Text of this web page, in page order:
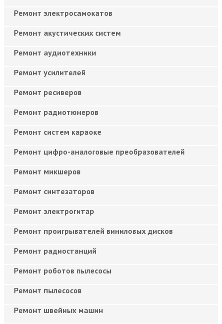
Ремонт электросамокатов
Ремонт акустических систем
Ремонт аудиотехники
Ремонт усилителей
Ремонт ресиверов
Ремонт радиотюнеров
Ремонт систем караоке
Ремонт цифро-аналоговые преобразователей
Ремонт микшеров
Ремонт синтезаторов
Ремонт электрогитар
Ремонт проигрывателей виниловых дисков
Ремонт радиостанций
Ремонт роботов пылесосы
Ремонт пылесосов
Ремонт швейных машин